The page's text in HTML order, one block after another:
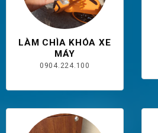
LÀM CHÌA KHÓA XE
MÁY
0904.224.100